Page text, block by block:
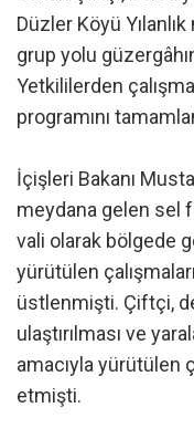
Düzler Köyü
grup yolu
Yetkililerden
programını
İçişleri Bakanı
meydana gelen sel
vali olarak bölgede
yürütülen
üstlenmişti. Çiftçi,
ulaştırılması ve
amacıyla yürütülen
etmişti.